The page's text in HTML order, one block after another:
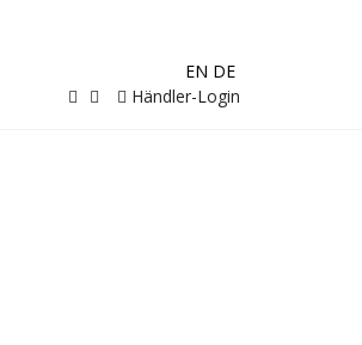
EN DE
Händler-Login